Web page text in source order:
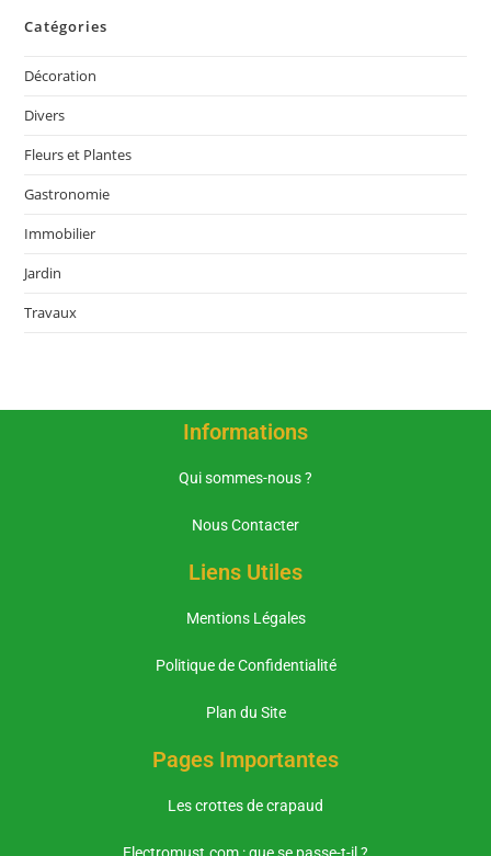
Catégories
Décoration
Divers
Fleurs et Plantes
Gastronomie
Immobilier
Jardin
Travaux
Informations
Qui sommes-nous ?
Nous Contacter
Liens Utiles
Mentions Légales
Politique de Confidentialité
Plan du Site
Pages Importantes
Les crottes de crapaud